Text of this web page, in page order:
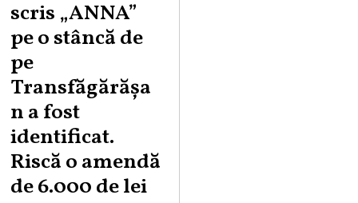
scris „ANNA”
pe o stâncă de
pe
Transfăgărășa
n a fost
identificat.
Riscă o amendă
de 6.000 de lei